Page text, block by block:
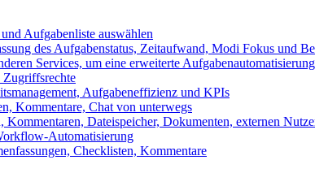
Aufgabenliste auswählen
des Aufgabenstatus, Zeitaufwand, Modi Fokus und
Services, um eine erweiterte
Zugriffsrechte
Aufgabeneffizienz und KPIs
Kommentare, Chat von unterwegs
Dateispeicher, Dokumenten, externen
Automatisierung
Checklisten, Kommentare